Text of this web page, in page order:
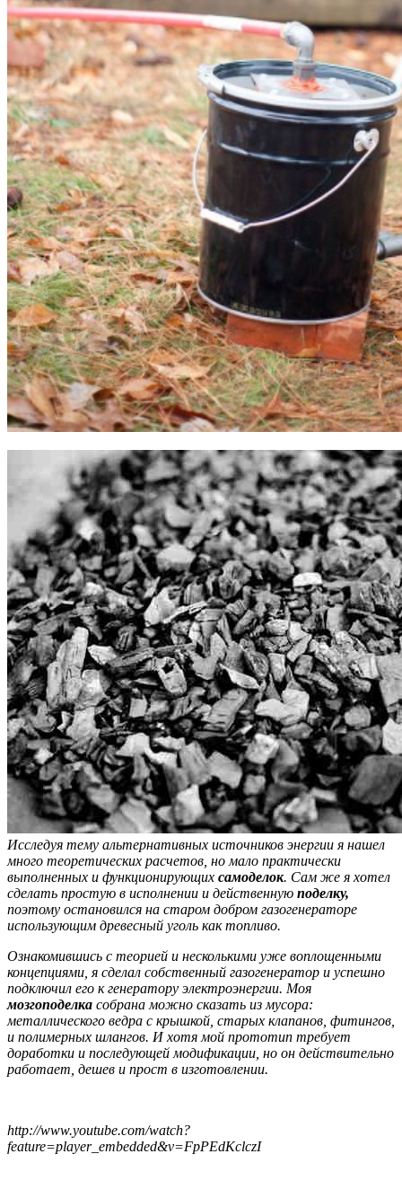
Исследуя тему альтернативных источников энергии я нашел
много теоретических расчетов, но мало практически
выполненных и функционирующих самоделок. Сам же я хотел
сделать простую в исполнении и действенную поделку,
поэтому остановился на старом добром газогенераторе
использующим древесный уголь как топливо.
Ознакомившись с теорией и несколькими уже воплощенными
концепциями, я сделал собственный газогенератор и успешно
подключил его к генератору электроэнергии. Моя
мозгоподелка собрана можно сказать из мусора:
металлического ведра с крышкой, старых клапанов, фитингов,
и полимерных шлангов. И хотя мой прототип требует
доработки и последующей модификации, но он действительно
работает, дешев и прост в изготовлении.
http://www.youtube.com/watch?
feature=player_embedded&v=FpPEdKclczI